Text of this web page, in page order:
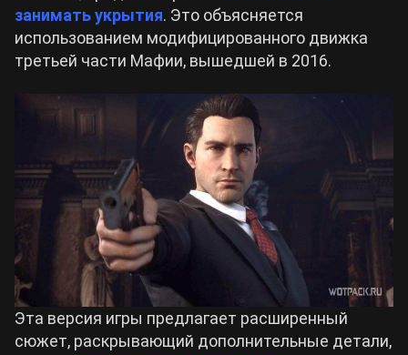
занимать укрытия. Это объясняется
использованием модифицированного движка
третьей части Мафии, вышедшей в 2016.
Эта версия игры предлагает расширенный
сюжет, раскрывающий дополнительные детали,